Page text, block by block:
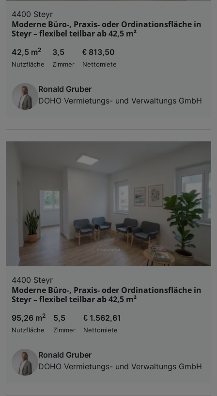
4400 Steyr
Moderne Büro-, Praxis- oder Ordinationsfläche in
Steyr – flexibel teilbar ab 42,5 m²
42,5 m2
Nutzfläche
3,5
Zimmer
€ 813,50
Nettomiete
Ronald Gruber
DOHO Vermietungs- und Verwaltungs GmbH
4400 Steyr
Moderne Büro-, Praxis- oder Ordinationsfläche in
Steyr – flexibel teilbar ab 42,5 m²
95,26 m2
Nutzfläche
5,5
Zimmer
€ 1.562,61
Nettomiete
Ronald Gruber
DOHO Vermietungs- und Verwaltungs GmbH